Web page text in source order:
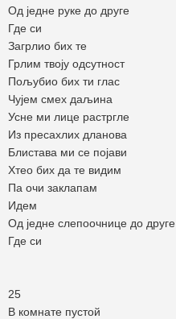
Од једне руке до друге
Где си
Загрлио бих те
Грлим твоју одсутност
Пољубио бих ти глас
Чујем смех даљина
Усне ми лице растргле
Из пресахлих дланова
Блистава ми се појави
Хтео бих да те видим
Па очи заклапам
Идем
Од једне слепоочнице до друге
Где си
25
В комнате пустой